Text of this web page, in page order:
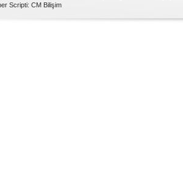
Scripti: CM Bilişim